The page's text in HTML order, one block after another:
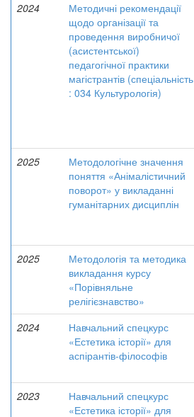
2024
Методичні рекомендації
щодо організації та
проведення виробничої
(асистентської)
педагогічної практики
магістрантів (спеціальність
: 034 Культурологія)
2025
Методологічне значення
поняття «Анімалістичний
поворот» у викладанні
гуманітарних дисциплін
2025
Методологія та методика
викладання курсу
«Порівняльне
релігієзнавство»
2024
Навчальний спецкурс
«Естетика історії» для
аспірантів-філософів
2023
Навчальний спецкурс
«Естетика історії» для